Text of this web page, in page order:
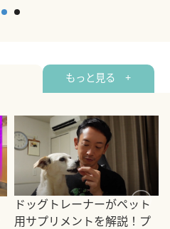
2026年5月12日
もっと見る +
ドッグトレーナーがペット
用サプリメントを解説！プ